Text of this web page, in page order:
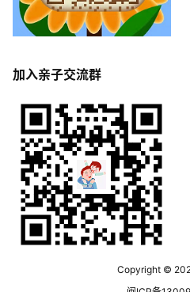
加入亲子交流群
Copyright ©